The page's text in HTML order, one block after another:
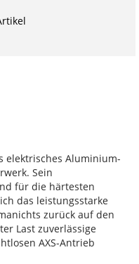
elektrisches Aluminium-
Sein
für die härtesten
das leistungsstarke
zurück auf den
Last zuverlässige
AXS-Antrieb